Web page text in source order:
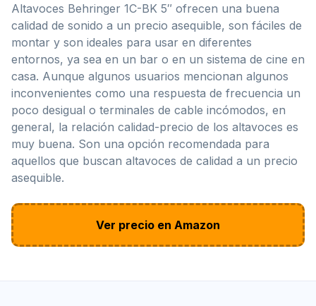
Altavoces Behringer 1C-BK 5″ ofrecen una buena
calidad de sonido a un precio asequible, son fáciles de
montar y son ideales para usar en diferentes
entornos, ya sea en un bar o en un sistema de cine en
casa. Aunque algunos usuarios mencionan algunos
inconvenientes como una respuesta de frecuencia un
poco desigual o terminales de cable incómodos, en
general, la relación calidad-precio de los altavoces es
muy buena. Son una opción recomendada para
aquellos que buscan altavoces de calidad a un precio
asequible.
Ver precio en Amazon